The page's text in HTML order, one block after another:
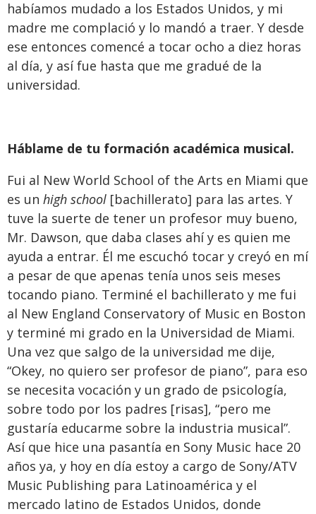
habíamos mudado a los Estados Unidos, y mi
madre me complació y lo mandó a traer. Y desde
ese entonces comencé a tocar ocho a diez horas
al día, y así fue hasta que me gradué de la
universidad.
Háblame de tu formación académica musical.
Fui al New World School of the Arts en Miami que
es un high school [bachillerato] para las artes. Y
tuve la suerte de tener un profesor muy bueno,
Mr. Dawson, que daba clases ahí y es quien me
ayuda a entrar. Él me escuchó tocar y creyó en mí
a pesar de que apenas tenía unos seis meses
tocando piano. Terminé el bachillerato y me fui
al New England Conservatory of Music en Boston
y terminé mi grado en la Universidad de Miami.
Una vez que salgo de la universidad me dije,
“Okey, no quiero ser profesor de piano”, para eso
se necesita vocación y un grado de psicología,
sobre todo por los padres [risas], “pero me
gustaría educarme sobre la industria musical”.
Así que hice una pasantía en Sony Music hace 20
años ya, y hoy en día estoy a cargo de Sony/ATV
Music Publishing para Latinoamérica y el
mercado latino de Estados Unidos, donde